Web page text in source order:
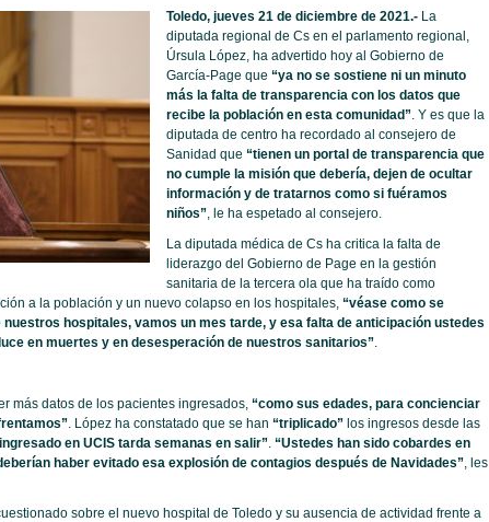
Toledo, jueves 21 de diciembre de 2021.-La
diputada regional de Cs en el parlamento regional,
Úrsula López, ha advertido hoy al Gobierno de
García-Page que “ya no se sostiene ni un minuto
más la falta de transparencia con los datos que
recibe la población en esta comunidad”. Y es que la
diputada de centro ha recordado al consejero de
Sanidad que “tienen un portal de transparencia que
no cumple la misión que debería, dejen de ocultar
información y de tratarnos como si fuéramos
niños”, le ha espetado al consejero.
La diputada médica de Cs ha critica la falta de
liderazgo del Gobierno de Page en la gestión
sanitaria de la tercera ola que ha traído como
a la población y un nuevo colapso en los hospitales, “véase como se
hospitales, vamos un mes tarde, y esa falta de anticipación ustedes
en muertes y en desesperación de nuestros sanitarios”.
más datos de los pacientes ingresados, “como sus edades, para concienciar
. López ha constatado que se han “triplicado”los ingresos desde las
en UCIS tarda semanas en salir”. “Ustedes han sido cobardes en
haber evitado esa explosión de contagios después de Navidades”, les
sobre el nuevo hospital de Toledo y su ausencia de actividad frente a